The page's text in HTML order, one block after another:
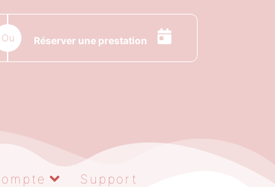
Ou Réserver une prestation
Support